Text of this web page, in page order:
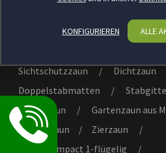
Gartenzaun / Zauntor /
Sichtschutzzaun
/ Dichtzaun
Doppelstabmatten
/
Metallzaun
/ Gartenzaun aus
Mattenzaun
/ Zierzaun
/
VARIO compact 1-flügelig
/
KONFIGURIEREN ALLE